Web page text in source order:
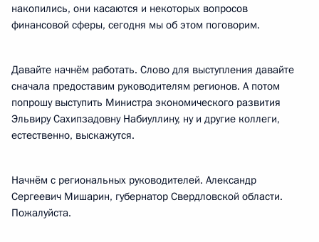
накопились, они касаются и некоторых вопросов
финансовой сферы, сегодня мы об этом поговорим.
Давайте начнём работать. Слово для выступления давайте
сначала предоставим руководителям регионов. А потом
попрошу выступить Министра экономического развития
Эльвиру Сахипзадовну Набиуллину, ну и другие коллеги,
естественно, выскажутся.
Начнём с региональных руководителей. Александр
Сергеевич Мишарин, губернатор Свердловской области.
Пожалуйста.